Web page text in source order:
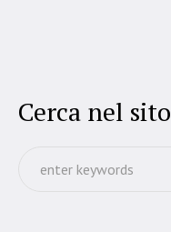
Cerca nel sito